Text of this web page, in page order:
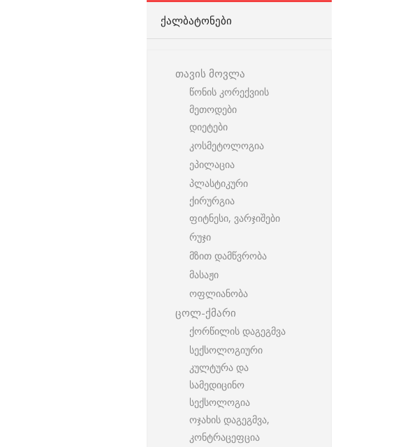
ᲥᲐᲚᲑᲐᲢᲝᲜᲔᲑᲘ
თავის მოვლა
წონის კორექვიის
მეთოდები
დიეტები
კოსმეტოლოგია
ეპილაცია
პლასტიკური
ქირურგია
ფიტნესი, ვარჯიშები
რუჯი
მზით დამწვრობა
მასაჟი
ოფლიანობა
ცოლ-ქმარი
ქორწილის დაგეგმვა
სექსოლოგიური
კულტურა და
სამედიცინო
სექსოლოგია
ოჯახის დაგეგმვა,
კონტრაცეფცია